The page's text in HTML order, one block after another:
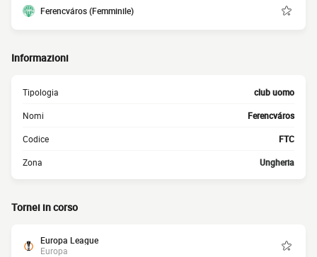
Ferencváros (Femminile)
Informazioni
Tipologia club uomo
Nomi Ferencváros
Codice FTC
Zona Ungheria
Tornei in corso
Europa League
Europa